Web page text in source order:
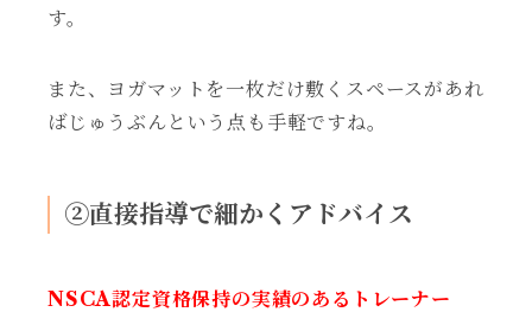
す。
また、ヨガマットを一枚だけ敷くスペースがあれ
ばじゅうぶんという点も手軽ですね。
②直接指導で細かくアドバイス
NSCA認定資格保持の実績のあるトレーナー